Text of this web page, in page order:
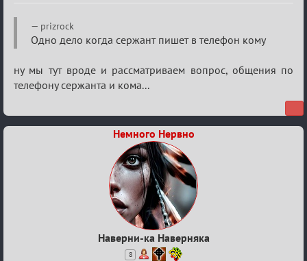
Re:
Ценная
информация
prizrock
Одно дело когда сержант пишет в телефон кому
ну мы тут вроде и рассматриваем вопрос, общения по
телефону сержанта и кома...
Немного Нервно
Наверни-ка Наверняка
8